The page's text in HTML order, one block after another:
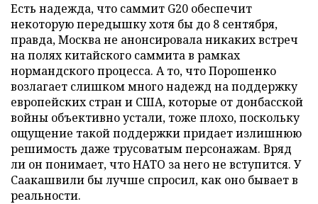
Есть надежда, что саммит G20 обеспечит
некоторую передышку хотя бы до 8 сентября,
правда, Москва не анонсировала никаких встреч
на полях китайского саммита в рамках
нормандского процесса. А то, что Порошенко
возлагает слишком много надежд на поддержку
европейских стран и США, которые от донбасской
войны объективно устали, тоже плохо, поскольку
ощущение такой поддержки придает излишнюю
решимость даже трусоватым персонажам. Вряд
ли он понимает, что НАТО за него не вступится. У
Саакашвили бы лучше спросил, как оно бывает в
реальности.